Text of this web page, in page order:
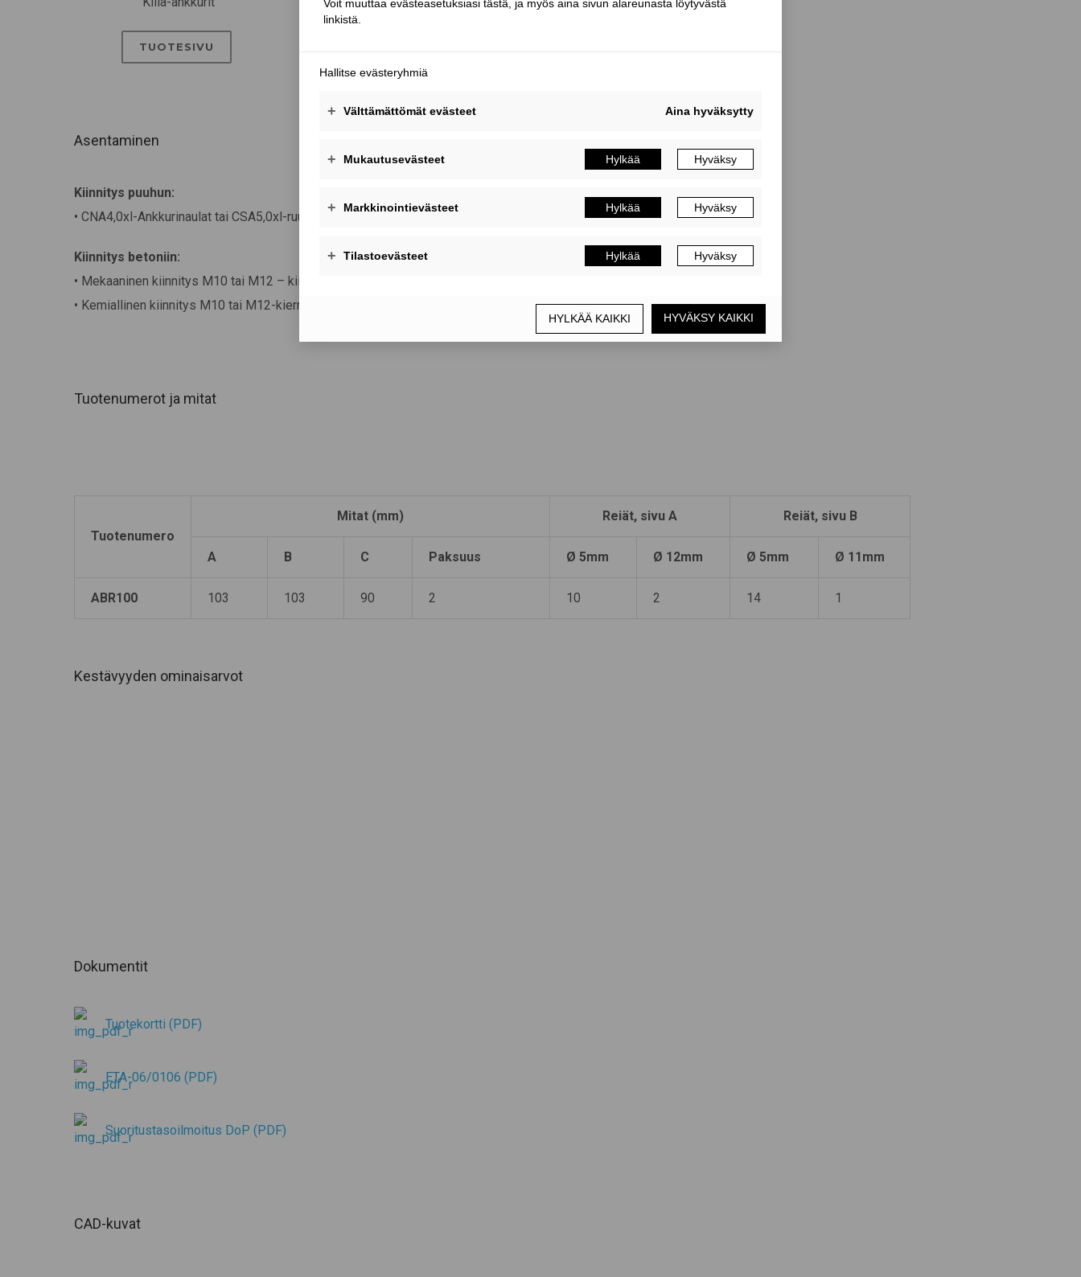
TUOTESIVU
TUOTESIVU
Asentaminen
Kiinnitys puuhun:
• CNA4,0xl-Ankkurinaulat tai CSA5,0xl-ruuvit
Kiinnitys betoniin:
• Mekaaninen kiinnitys M10 tai M12 – kiila-ankkureilla
• Kemiallinen kiinnitys M10 tai M12-kierrepultilla + AT-HP – injektointimassalla
Tuotenumerot ja mitat
Tuotenumero
Mitat (mm) Reiät, sivu A Reiät, sivu B
A B C Paksuus Ø 5mm Ø 12mm Ø 5mm Ø 11mm
ABR100 103 103 90 2 10 2 14 1
Kestävyyden ominaisarvot
Dokumentit
Tuotekortti (PDF)
ETA-06/0106 (PDF)
Suoritustasoilmoitus DoP (PDF)
CAD-kuvat